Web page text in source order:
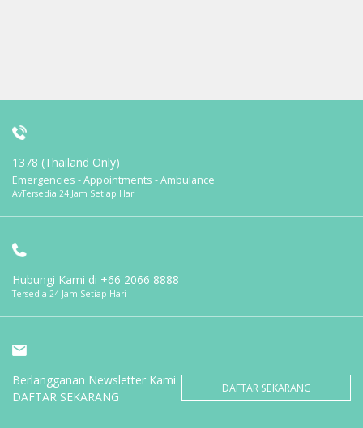
1378 (Thailand Only)
Emergencies - Appointments - Ambulance
AvTersedia 24 Jam Setiap Hari
Hubungi Kami di +66 2066 8888
Tersedia 24 Jam Setiap Hari
Berlangganan Newsletter Kami
DAFTAR SEKARANG
DAFTAR SEKARANG